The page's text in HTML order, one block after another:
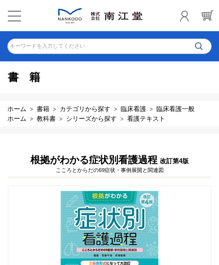
キーワードを入力してください
書籍
ホーム 書籍 カテゴリから探す 臨床看護
臨床看護一般
ホーム
教科書 シリーズから探す 看護テキスト
根拠がわかる症状別看護過程 改訂第4版
こころとからだの69症状・事例展開と関連図